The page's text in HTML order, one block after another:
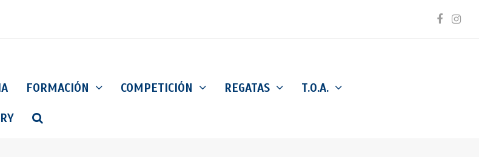
FORMACIÓN COMPETICIÓN REGATAS T.O.A.